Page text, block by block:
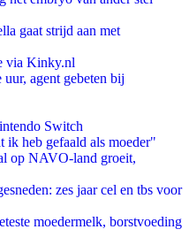
gaat strijd aan met
via Kinky.nl
agent gebeten bij
Switch
heb gefaald als moeder"
op NAVO-land groeit,
zes jaar cel en tbs voor
moedermelk, borstvoeding